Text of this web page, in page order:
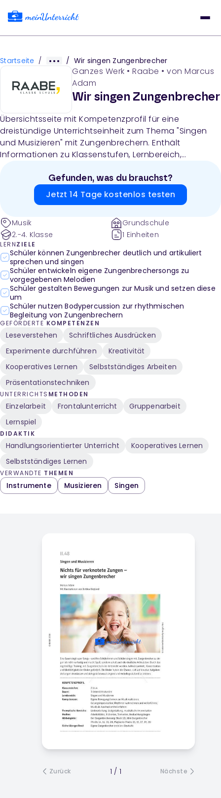
Startseite / / Wir singen Zungenbrecher
Ganzes Werk • Raabe • von Marcus
Adam
Wir singen Zungenbrecher
Übersichtsseite mit Kompetenzprofil für eine
dreistündige Unterrichtseinheit zum Thema "Singen
und Musizieren" mit Zungenbrechern. Enthält
Informationen zu Klassenstufen, Lernbereich,
Gefunden, was du brauchst?
Jetzt 14 Tage kostenlos testen
Musik
2.-4. Klasse
Grundschule
1 Einheiten
LERNZIELE
Schüler können Zungenbrecher deutlich und artikuliert
sprechen und singen
Schüler entwickeln eigene Zungenbrechersongs zu
vorgegebenen Melodien
Schüler gestalten Bewegungen zur Musik und setzen diese
um
Schüler nutzen Bodypercussion zur rhythmischen
Begleitung von Zungenbrechern
GEFÖRDERTE KOMPETENZEN
Leseverstehen
Schriftliches Ausdrücken
Experimente durchführen
Kreativität
Kooperatives Lernen
Selbstständiges Arbeiten
Präsentationstechniken
UNTERRICHTS METHODEN
Einzelarbeit Frontalunterricht
Gruppenarbeit
Lernspiel
DIDAKTIK
Handlungsorientierter Unterricht
Kooperatives Lernen
Selbstständiges Lernen
VERWANDTE THEMEN
Instrumente Musizieren Singen
Zurück 1 / 1 Nächste